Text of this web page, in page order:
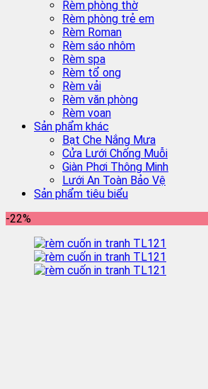
Rèm phòng thờ
Rèm phòng trẻ em
Rèm Roman
Rèm sáo nhôm
Rèm spa
Rèm tổ ong
Rèm vải
Rèm văn phòng
Rèm voan
Sản phẩm khác
Bạt Che Nắng Mưa
Cửa Lưới Chống Muỗi
Giàn Phơi Thông Minh
Lưới An Toàn Bảo Vệ
Sản phẩm tiêu biểu
-22%